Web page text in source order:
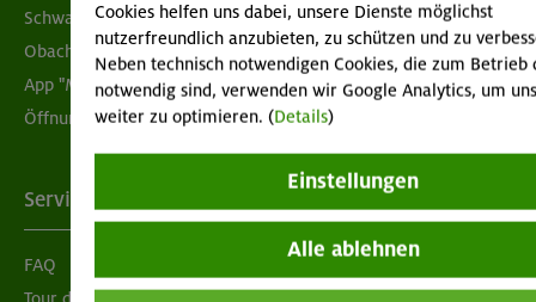
Schwarzes Brett
Obacht geben!
App "Mein DAV+"
Öffnungszeiten
Services
FAQ
Cookies helfen uns dabei, unsere Dienste möglichst
nutzerfreundlich anzubieten, zu schützen und zu
Neben technisch notwendigen Cookies, die zum Betrieb
notwendig sind, verwenden wir Google Analytics, um
weiter zu optimieren. (Details)
Einstellungen
Alle ablehnen